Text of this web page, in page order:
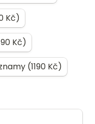
Kč)
Kč)
(1190 Kč)